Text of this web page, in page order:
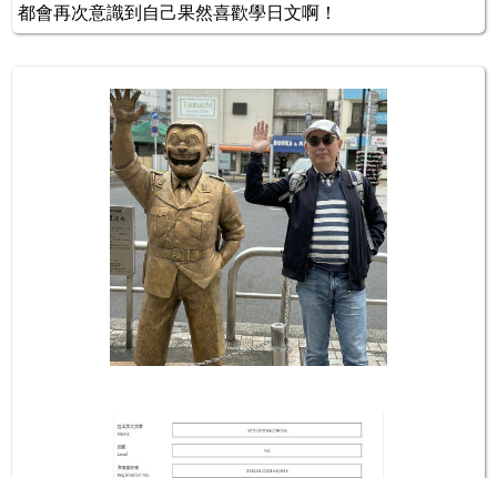
都會再次意識到自己果然喜歡學日文啊！